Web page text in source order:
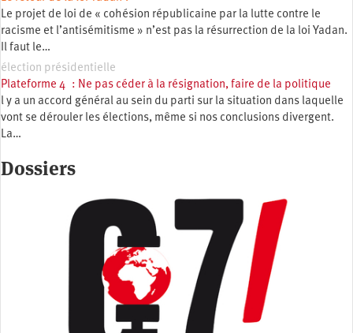
Le projet de loi de « cohésion républicaine par la lutte contre le
racisme et l’antisémitisme » n’est pas la résurrection de la loi Yadan.
Il faut le…
élection présidentielle
Plateforme 4 : Ne pas céder à la résignation, faire de la politique
l y a un accord général au sein du parti sur la situation dans laquelle
vont se dérouler les élections, même si nos conclusions divergent.
La…
Dossiers